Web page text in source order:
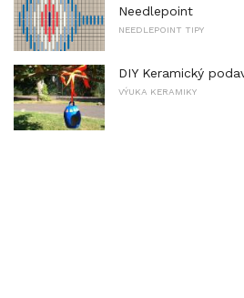
Needlepoint
NEEDLEPOINT TIPY
DIY Keramický
VÝUKA KERAMIKY